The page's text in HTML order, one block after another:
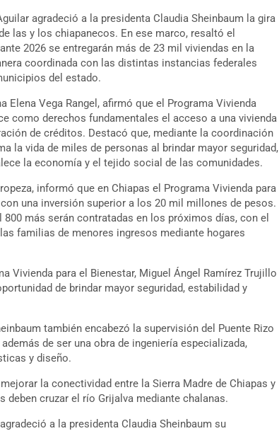
agradeció a la presidenta Claudia Sheinbaum la gira
las y los chiapanecos. En ese marco, resaltó el
2026 se entregarán más de 23 mil viviendas en la
coordinada con las distintas instancias federales
del estado.
Elena Vega Rangel, afirmó que el Programa Vivienda
como derechos fundamentales el acceso a una vivienda
de créditos. Destacó que, mediante la coordinación
la vida de miles de personas al brindar mayor seguridad,
la economía y el tejido social de las comunidades.
informó que en Chiapas el Programa Vivienda para
una inversión superior a los 20 mil millones de pesos.
más serán contratadas en los próximos días, con el
familias de menores ingresos mediante hogares
Vivienda para el Bienestar, Miguel Ángel Ramírez Trujillo
de brindar mayor seguridad, estabilidad y
también encabezó la supervisión del Puente Rizo
de ser una obra de ingeniería especializada,
y diseño.
la conectividad entre la Sierra Madre de Chiapas y
cruzar el río Grijalva mediante chalanas.
a la presidenta Claudia Sheinbaum su